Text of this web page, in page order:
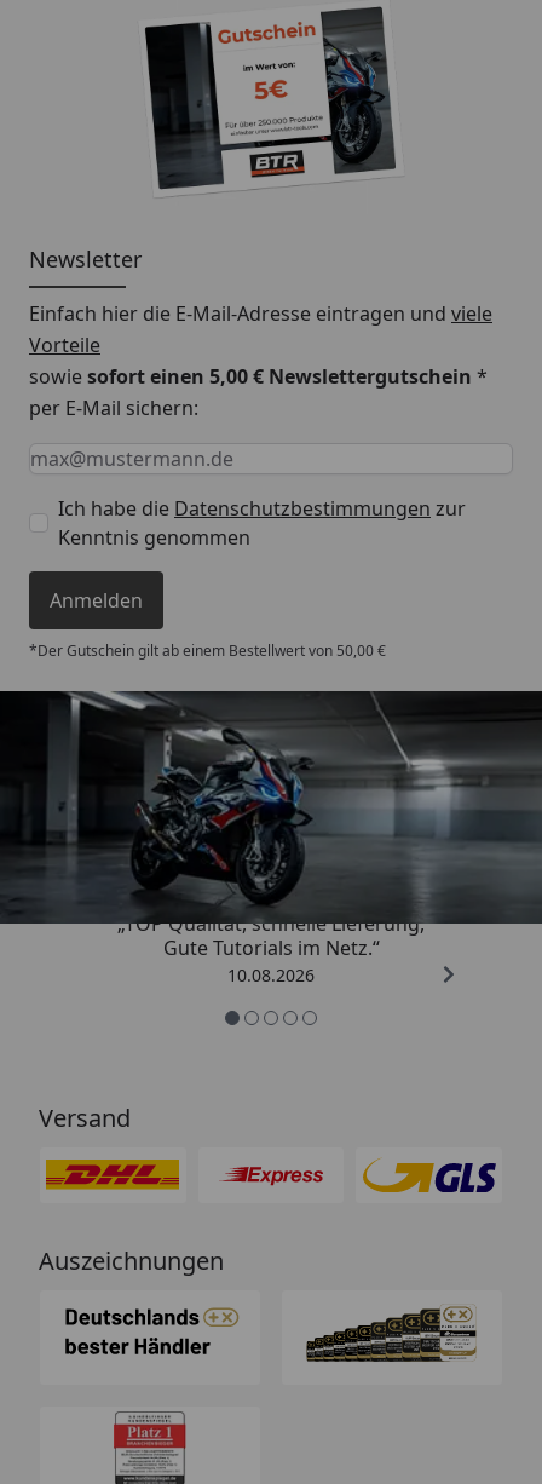
Newsletter
Einfach hier die E-Mail-Adresse eintragen und viele
Vorteile
sowiesofort einen 5,00 € Newslettergutschein *
per E-Mail sichern:
Keine Eingabe erforderlich
Eingabe erforderlich
E-Mail *
Ich habe die Datenschutzbestimmungen zur
Kenntnis genommen
Anmelden
*Der Gutschein gilt ab einem Bestellwert von 50,00 €
Trusted Shops
4,85/ 5
„TOP Qualität, schnelle Lieferung,
Gute Tutorials im Netz.“
10.08.2026
Versand
Auszeichnungen